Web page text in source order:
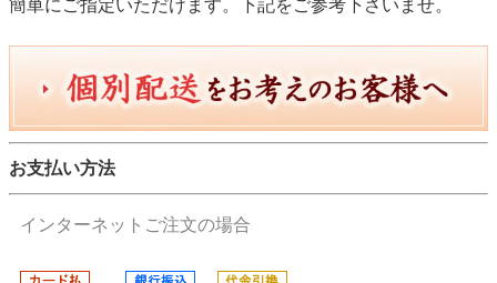
簡単にご指定いただけます。下記をご参考下さいませ。
お支払い方法
インターネットご注文の場合